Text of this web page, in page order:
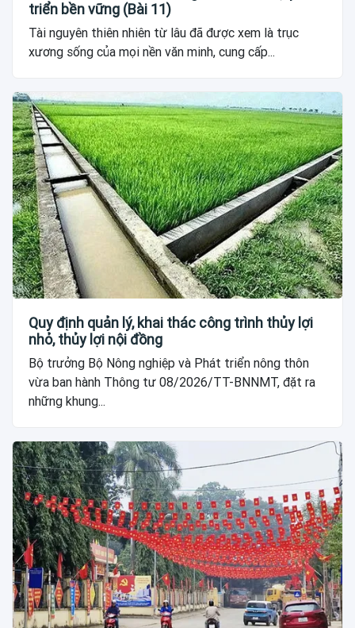
triển bền vững (Bài 11)
Tài nguyên thiên nhiên từ lâu đã được xem là trục
xương sống của mọi nền văn minh, cung cấp...
Quy định quản lý, khai thác công trình thủy lợi
nhỏ, thủy lợi nội đồng
Bộ trưởng Bộ Nông nghiệp và Phát triển nông thôn
vừa ban hành Thông tư 08/2026/TT-BNNMT, đặt ra
những khung...